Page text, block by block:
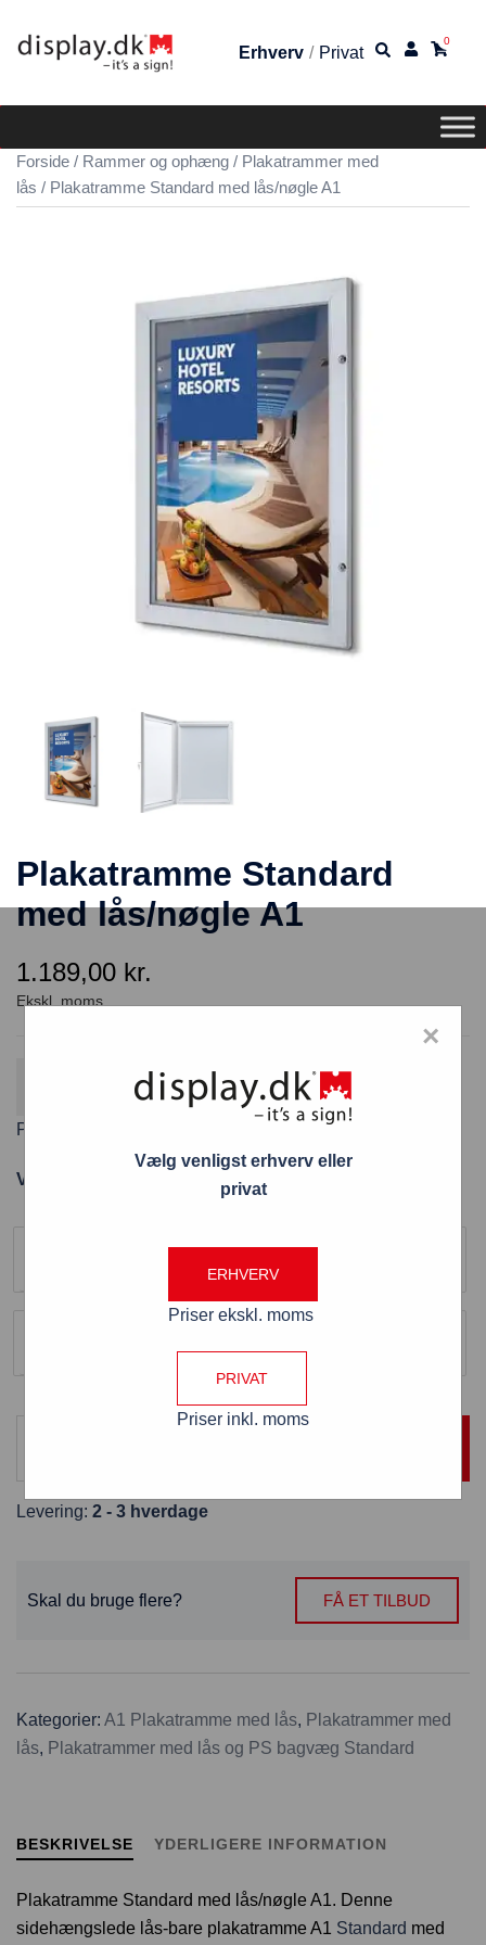
Erhverv / Privat
0
Forside / Rammer og ophæng / Plakatrammer med
lås / Plakatramme Standard med lås/nøgle A1
Plakatramme Standard
med lås/nøgle A1
1.189,00 kr.
Gratis fragt
Fordi varen koster over 800 kr. ekskl. moms
Plakatramme Standard med lås/nøgle A1
Varenummer: PRMLA1STD
Levering: 2 - 3 hverdage
Skal du bruge flere? FÅ ET TILBUD
Kategorier: A1 Plakatramme med lås, Plakatrammer med
lås, Plakatrammer med lås og PS bagvæg Standard
BESKRIVELSE YDERLIGERE INFORMATION
Plakatramme Standard med lås/nøgle A1. Denne
sidehængslede lås-bare plakatramme A1 Standard med
Vælg venligst erhverv eller
privat
ERHVERV
Priser ekskl. moms
PRIVAT
Priser inkl. moms
×